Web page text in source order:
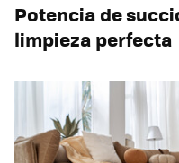
Potencia de
limpieza perfecta